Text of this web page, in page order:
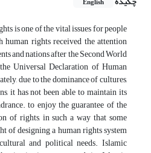
English
is one of the vital issues for people
rights received the attention
and nations after the Second World
Universal Declaration of Human
due to the dominance of cultures,
it has not been able to maintain its
to enjoy the guarantee of the
of rights, in such a way that some
of designing a human rights system
and political needs. Islamic